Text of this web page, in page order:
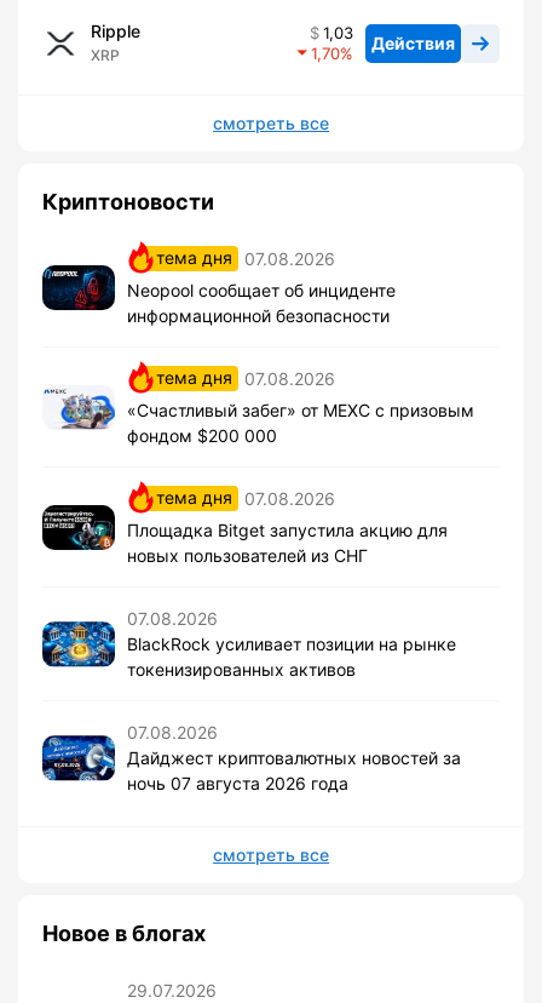
Ripple
XRP
1,03
1,70
Действия
смотреть все
Криптоновости
тема дня
07.08.2026
Neopool сообщает об инциденте
информационной безопасности
тема дня
07.08.2026
«Счастливый забег» от MEXC с призовым
фондом $200 000
тема дня
07.08.2026
Площадка Bitget запустила акцию для
новых пользователей из СНГ
07.08.2026
BlackRock усиливает позиции на рынке
токенизированных активов
07.08.2026
Дайджест криптовалютных новостей за
ночь 07 августа 2026 года
смотреть все
Новое в блогах
29.07.2026